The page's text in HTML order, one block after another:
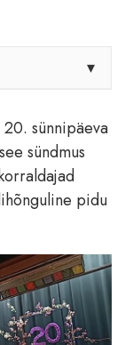
▾
sünnipäeva
sündmus
pidu